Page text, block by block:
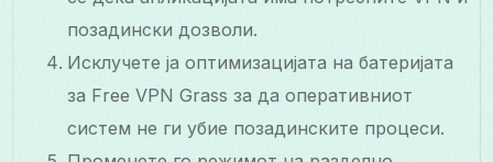
позадински дозволи.
Исклучете ја оптимизацијата на батеријата
за Free VPN Grass за да оперативниот
систем не ги убие позадинските процеси.